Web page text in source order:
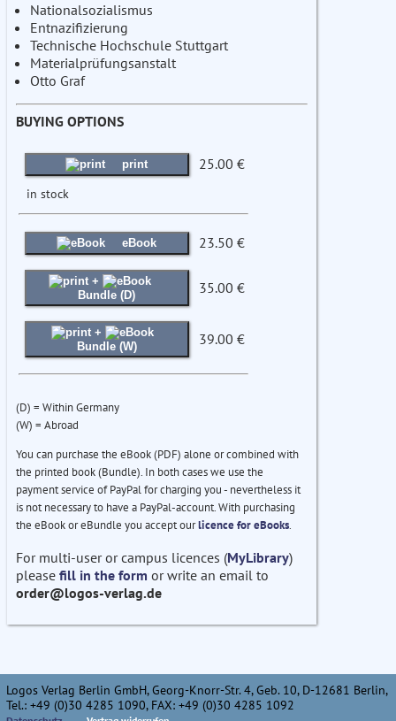
Nationalsozialismus
Entnazifizierung
Technische Hochschule Stuttgart
Materialprüfungsanstalt
Otto Graf
BUYING OPTIONS
print 25.00 €
in stock
eBook 23.50 €
+
Bundle (D)
35.00 €
+
Bundle (W)
39.00 €
(D) = Within Germany
(W) = Abroad
You can purchase the eBook (PDF) alone or combined with
the printed book (Bundle). In both cases we use the
payment service of PayPal for charging you - nevertheless it
is not necessary to have a PayPal-account. With purchasing
the eBook or eBundle you accept ourlicence for eBooks.
For multi-user or campus licences (MyLibrary)
please fill in the form or write an email to
order@logos-verlag.de
Logos Verlag Berlin GmbH, Georg-Knorr-Str. 4, Geb. 10, D-12681 Berlin,
Tel.: +49 (0)30 4285 1090, FAX: +49 (0)30 4285 1092